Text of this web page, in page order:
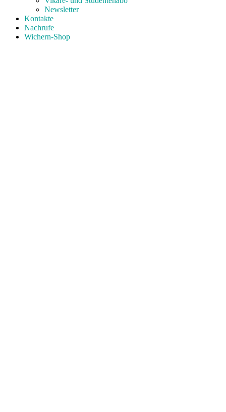
Newsletter
Kontakte
Nachrufe
Wichern-Shop